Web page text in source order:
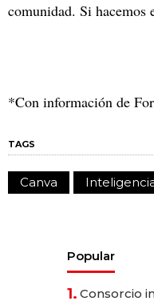
comunidad. Si hacemos
*Con información de
TAGS
Canva
Popular
1. Consorcio